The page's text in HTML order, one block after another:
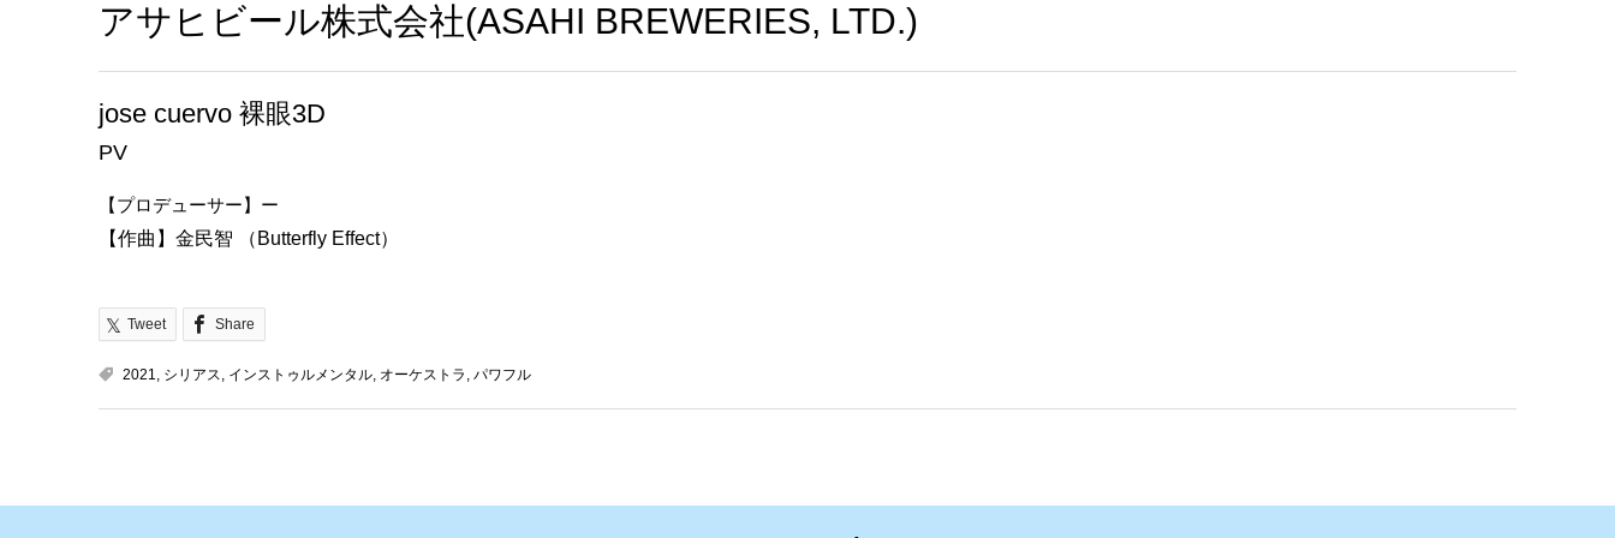
アサヒビール株式会社(ASAHI BREWERIES, LTD.)
jose cuervo 裸眼3D
PV
【プロデューサー】ー
【作曲】金民智 （Butterfly Effect）
Tweet Share
2021, シリアス, インストゥルメンタル, オーケストラ , パワフル